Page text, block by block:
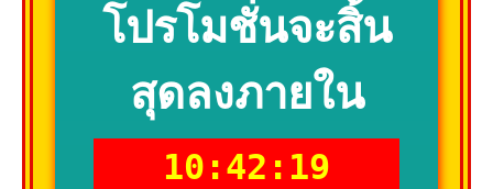
โปรโมชั่นจะสิ้น
สุดลงภายใน
10:42:18